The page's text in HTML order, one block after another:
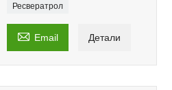
Ресвератрол
 Email Детали